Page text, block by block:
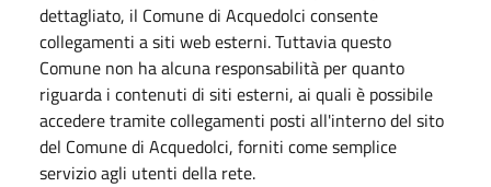
dettagliato, il Comune di Acquedolci consente
collegamenti a siti web esterni. Tuttavia questo
Comune non ha alcuna responsabilità per quanto
riguarda i contenuti di siti esterni, ai quali è possibile
accedere tramite collegamenti posti all'interno del sito
del Comune di Acquedolci, forniti come semplice
servizio agli utenti della rete.